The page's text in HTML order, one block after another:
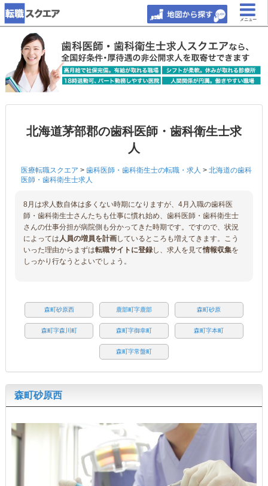
メニュー
北海道茅部郡の歯科医師・歯科衛生士求
人
医療転職スクエア > 歯科医師・歯科衛生士の転職・求人 > 北海道の歯科
医師・歯科衛生士求人
8月は求人数自体は多くない時期になりますが、4月入職の歯科医
師・歯科衛生士さんたちも仕事に慣れ始め、歯科医師・歯科衛生士
さんの仕事分担が病院側も分かってきた時期です。ですので、状況
によっては人員の増員を計画しているところも増えてきます。こう
いった理由からまずは転職サイトに登録し、求人を見て情報収集を
しっかり行なうとよいでしょう。
森町砂原西 鹿部町字鹿部 森町砂原
森町字森川町 森町字御幸町 森町字本町
森町字常盤町
森町砂原西